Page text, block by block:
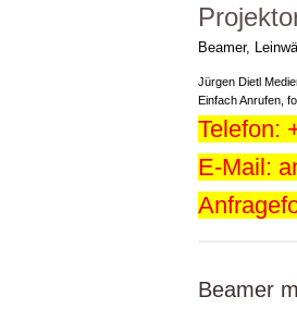
Beamer,
Jürgen Dietl
Einfach Anrufen,
Telefon:
E-Mail:
Beamer